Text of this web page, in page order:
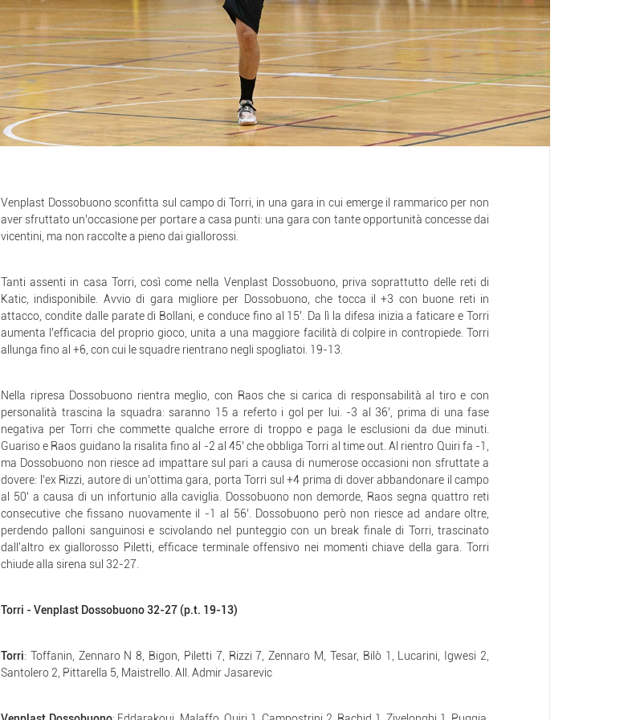
Venplast Dossobuono sconfitta sul campo di Torri, in una gara in cui emerge il rammarico per non
aver sfruttato un’occasione per portare a casa punti: una gara con tante opportunità concesse dai
vicentini, ma non raccolte a pieno dai giallorossi.
Tanti assenti in casa Torri, così come nella Venplast Dossobuono, priva soprattutto delle reti di
Katic, indisponibile. Avvio di gara migliore per Dossobuono, che tocca il +3 con buone reti in
attacco, condite dalle parate di Bollani, e conduce fino al 15’. Da lì la difesa inizia a faticare e Torri
aumenta l’efficacia del proprio gioco, unita a una maggiore facilità di colpire in contropiede. Torri
allunga fino al +6, con cui le squadre rientrano negli spogliatoi. 19-13.
Nella ripresa Dossobuono rientra meglio, con Raos che si carica di responsabilità al tiro e con
personalità trascina la squadra: saranno 15 a referto i gol per lui. -3 al 36’, prima di una fase
negativa per Torri che commette qualche errore di troppo e paga le esclusioni da due minuti.
Guariso e Raos guidano la risalita fino al -2 al 45’ che obbliga Torri al time out. Al rientro Quiri fa -1,
ma Dossobuono non riesce ad impattare sul pari a causa di numerose occasioni non sfruttate a
dovere: l’ex Rizzi, autore di un’ottima gara, porta Torri sul +4 prima di dover abbandonare il campo
al 50’ a causa di un infortunio alla caviglia. Dossobuono non demorde, Raos segna quattro reti
consecutive che fissano nuovamente il -1 al 56’. Dossobuono però non riesce ad andare oltre,
perdendo palloni sanguinosi e scivolando nel punteggio con un break finale di Torri, trascinato
dall'altro ex giallorosso Piletti, efficace terminale offensivo nei momenti chiave della gara. Torri
chiude alla sirena sul 32-27.
Torri - Venplast Dossobuono 32-27 (p.t. 19-13)
Torri: Toffanin, Zennaro N 8, Bigon, Piletti 7, Rizzi 7, Zennaro M, Tesar, Bilò 1, Lucarini, Igwesi 2,
Santolero 2, Pittarella 5, Maistrello. All. Admir Jasarevic